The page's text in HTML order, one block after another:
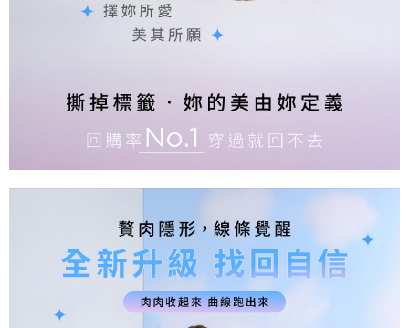
3.完整用戶服務條款，請詳閱以下連結：
客戶支援中心」
https://netprotections.freshdesk.com/support/home
２．關於個人資料處理事宜，請瀏覽以下網址：
３．未成年的使用者請事先徵得法定代理人或監護人之同意方可使用
「AFTEE先享後付」，若未經同意申辦者引起之損失，本公司不負相關責
任。
時審查核予不同之上限額度；若仍有額度不足之情形，本公司將視審查結果
５．嚴禁一人註冊多個帳號或使用他人資訊註冊。若發現惡意使用之情形，
恩沛科技股份有限公司將有權停止該用戶之使用額度並採取法律行動。